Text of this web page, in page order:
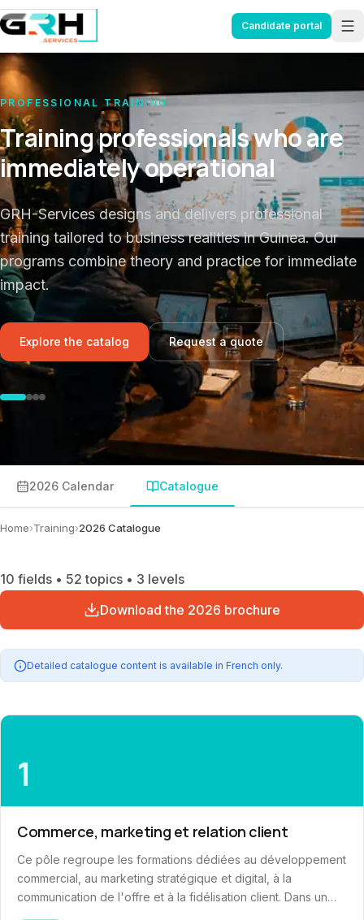
Aller au contenu principal
Candidate portal
PROFESSIONAL TRAINING
Skills that matter from day one
GRH-Services designs and delivers professional
training tailored to business realities in Guinea. Our
programs combine theory and practice for immediate
impact.
Explore the catalog Request a quote
2026 Calendar Catalogue
Home›Training›2026 Catalogue
10 fields • 52 topics • 3 levels
Download the 2026 brochure
Detailed catalogue content is available in French only.
1
Commerce, marketing et relation client
Ce pôle regroupe les formations dédiées au développement
commercial, au marketing stratégique et digital, à la
communication de l'offre et à la fidélisation client. Dans un